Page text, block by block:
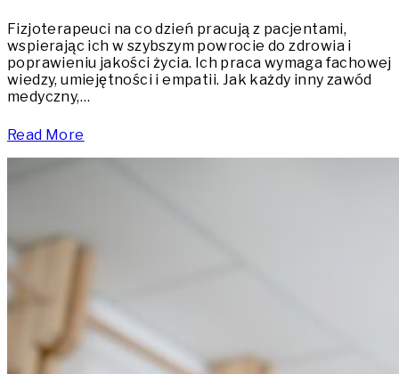
Fizjoterapeuci na co dzień pracują z pacjentami,
wspierając ich w szybszym powrocie do zdrowia i
poprawieniu jakości życia. Ich praca wymaga fachowej
wiedzy, umiejętności i empatii. Jak każdy inny zawód
medyczny,…
Read More